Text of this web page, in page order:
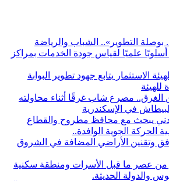
التطوير».. الشباب والرياضة
أسلوبًا علميًا لقياس جودة الخدمات بمراكز
الاستثمار يتابع جهود تطوير البوابة
للهيئة
من الغرق.. مصرع شاب غرقًا أثناء محاولته
في الإسكندرية
يبحث مع محافظ مطروح والقطاع
الحركة الجوية الوافدة..
وتقنين الأراضي المضافة في الشروق
من عصر ما قبل الأسرات ومنطقة سكنية
والدولة الحديثة.